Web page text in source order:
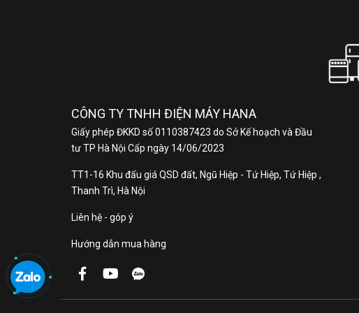
CÔNG TY TNHH ĐIỆN MÁY HANA
Giấy phép ĐKKD số 0110387423 do Sở Kế hoạch và Đầu
tư TP Hà Nội Cấp ngày 14/06/2023
TT1-16 Khu đấu giá QSD đất, Ngũ Hiệp - Tứ Hiệp, Tứ Hiệp ,
Thanh Trì, Hà Nội
Liên hệ - góp ý
Hướng dẫn mua hàng